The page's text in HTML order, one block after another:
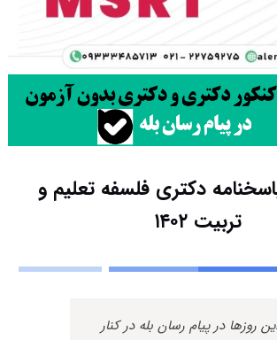
دکتری فلسفه تعلیم و
تربیت ۱۴۰۲
روزها در پیام رسان بله در کنار